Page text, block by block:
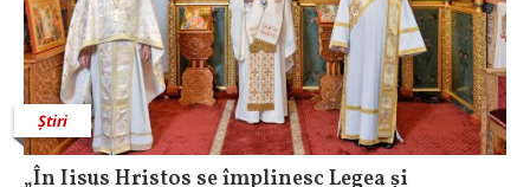
Știri
„În Iisus Hristos se împlinesc Legea și